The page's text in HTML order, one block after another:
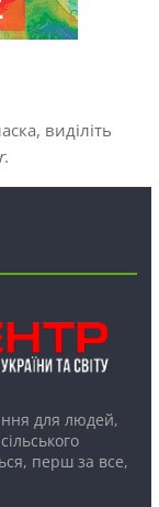
виділіть
.
для людей,
перш за все,